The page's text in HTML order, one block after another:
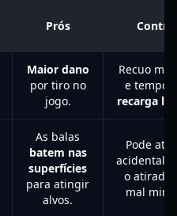
Prós
Maior dano
por tiro no
jogo.
Recuo
e tempos
recarga
As balas
batem nas
superfícies
para atingir
alvos.
Pode
o
mal